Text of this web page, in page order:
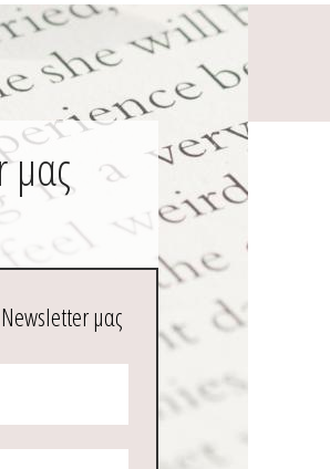
μας
Newsletter μας